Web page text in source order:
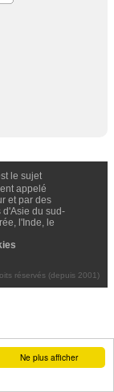
Ne plus afficher
le sujet
appelé
et par des
du sud-
l'Inde, le
réservés (depuis 2001)